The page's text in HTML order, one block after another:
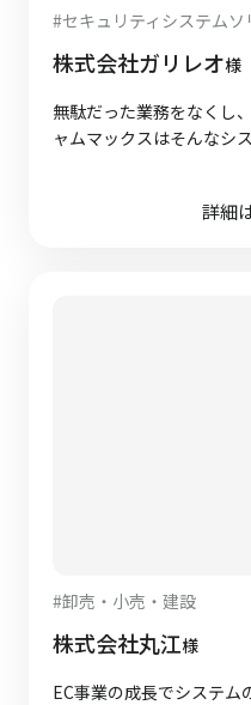
#セキュリティシステムソ
株式会社ガリレオ様
無駄だった業務をなくし
ャムマックスはそんなシ
詳細
#卸売・小売・建設
株式会社丸江様
EC事業の成長でシステム